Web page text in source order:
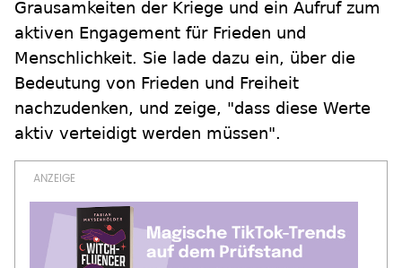
Grausamkeiten der Kriege und ein Aufruf zum
aktiven Engagement für Frieden und
Menschlichkeit. Sie lade dazu ein, über die
Bedeutung von Frieden und Freiheit
nachzudenken, und zeige, "dass diese Werte
aktiv verteidigt werden müssen".